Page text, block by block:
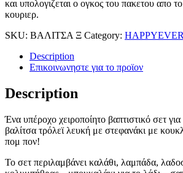
και υπολογιζεται ο ογκος του πακετου απο
κουριερ.
SKU: ΒΑΛΙΤΣΑ Ξ Category:
Description
Επικοινωνηστε για το προϊoν
Description
Ένα υπέροχο χειροποίητο βαπτιστικό σετ
βαλίτσα τρόλεϊ λευκή με στεφανάκι με
πομ πον!
Το σετ περιλαμβάνει καλάθι, λαμπάδα,